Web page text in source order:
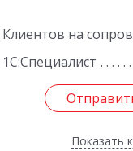
Клиентов на
1С:Специалист
Показать